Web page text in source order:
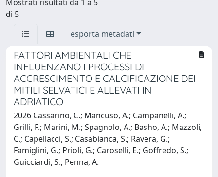
Mostrati risultati da 1 a 5
di 5
esporta metadati
FATTORI AMBIENTALI CHE
INFLUENZANO I PROCESSI DI
ACCRESCIMENTO E CALCIFICAZIONE DEI
MITILI SELVATICI E ALLEVATI IN
ADRIATICO
2026 Cassarino, C.; Mancuso, A.; Campanelli, A.;
Grilli, F.; Marini, M.; Spagnolo, A.; Basho, A.; Mazzoli,
C.; Capellacci, S.; Casabianca, S.; Ravera, G.;
Famiglini, G.; Prioli, G.; Caroselli, E.; Goffredo, S.;
Guicciardi, S.; Penna, A.